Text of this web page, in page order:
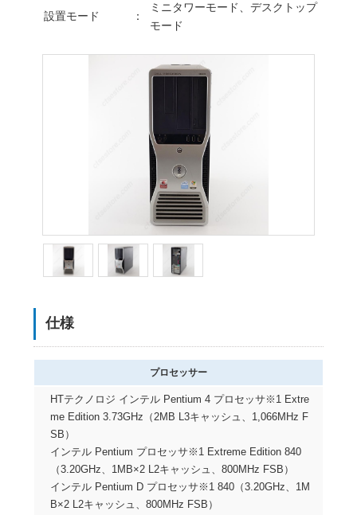
設置モード ：
ミニタワーモード、デスクトップ
モード
仕様
プロセッサー
HTテクノロジ インテル Pentium 4 プロセッサ※1 Extre
me Edition 3.73GHz（2MB L3キャッシュ、1,066MHz F
SB）
インテル Pentium プロセッサ※1 Extreme Edition 840
（3.20GHz、1MB×2 L2キャッシュ、800MHz FSB）
インテル Pentium D プロセッサ※1 840（3.20GHz、1M
B×2 L2キャッシュ、800MHz FSB）